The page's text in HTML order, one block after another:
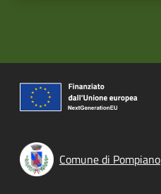
Comune di Pompiano